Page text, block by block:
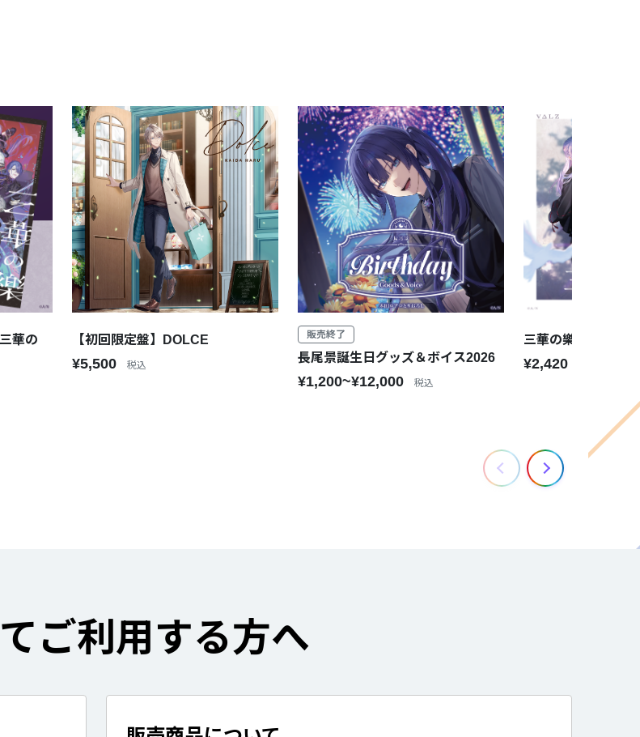
華の
【初回限定盤】DOLCE
¥5,500 税込
販売終了
長尾景誕生日グッズ＆ボイス2026
¥1,200~¥12,000 税込
三華の樂 通常盤
¥2,420
ご利用する方へ